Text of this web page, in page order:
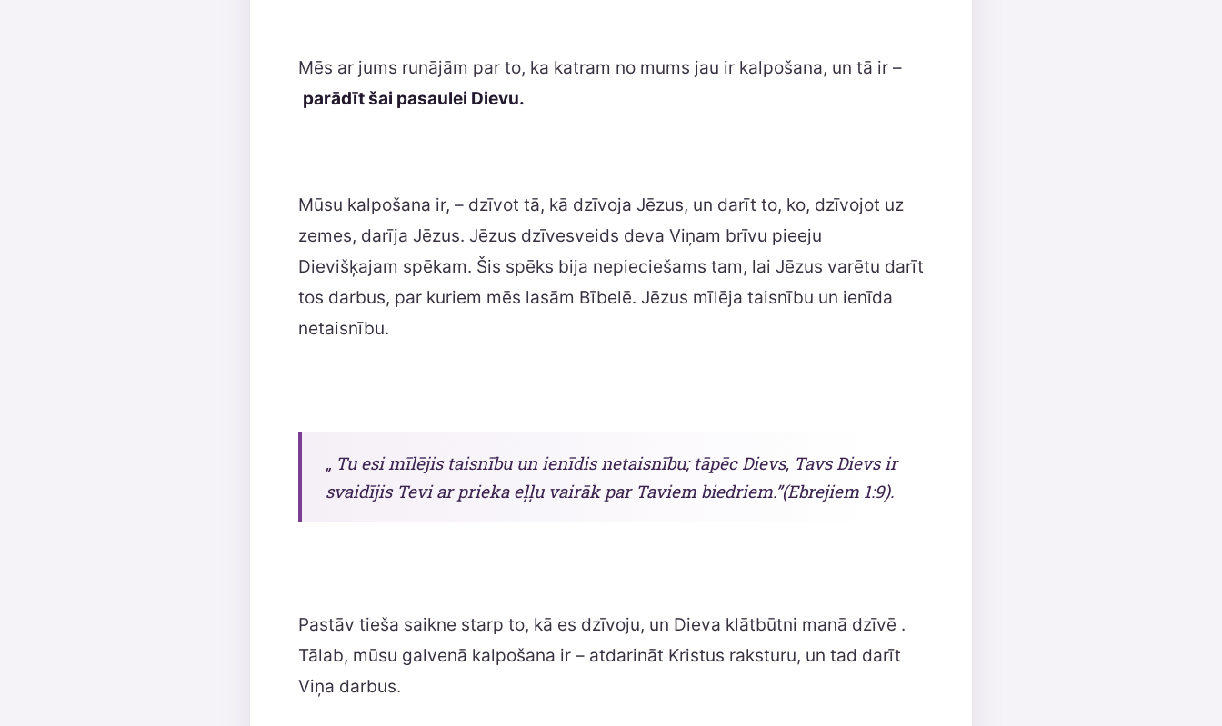
Mēs ar jums runājām par to, ka katram no mums jau ir kalpošana, un tā ir –
parādīt šai pasaulei Dievu.
Mūsu kalpošana ir, – dzīvot tā, kā dzīvoja Jēzus, un darīt to, ko, dzīvojot uz
zemes, darīja Jēzus. Jēzus dzīvesveids deva Viņam brīvu pieeju
Dievišķajam spēkam. Šis spēks bija nepieciešams tam, lai Jēzus varētu darīt
tos darbus, par kuriem mēs lasām Bībelē. Jēzus mīlēja taisnību un ienīda
netaisnību.
„ Tu esi mīlējis taisnību un ienīdis netaisnību; tāpēc Dievs, Tavs Dievs ir
svaidījis Tevi ar prieka eļļu vairāk par Taviem biedriem.”(Ebrejiem 1:9).
Pastāv tieša saikne starp to, kā es dzīvoju, un Dieva klātbūtni manā dzīvē .
Tālab, mūsu galvenā kalpošana ir – atdarināt Kristus raksturu, un tad darīt
Viņa darbus.